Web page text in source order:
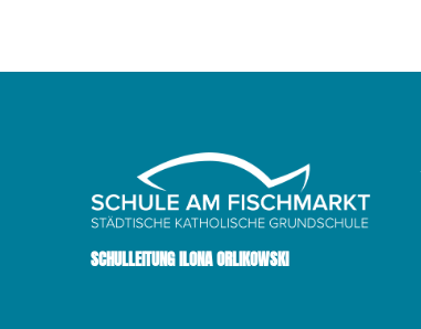
SCHULLEITUNG ILONA ORLIKOWSKI